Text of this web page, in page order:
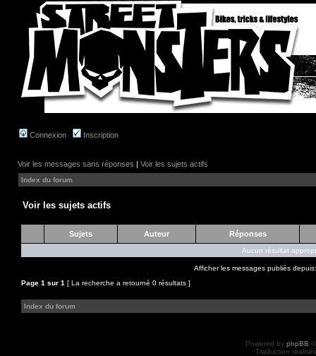
Connexion Inscription
Voir les messages sans réponses | Voir les sujets actifs
Index du forum
Voir les sujets actifs
Sujets Auteur Réponses
Aucun résultat
Afficher les messages publiés depuis:
Page 1 sur 1 [ La recherche a retourné 0 résultats ]
Index du forum
Powered by phpBB
Traduction